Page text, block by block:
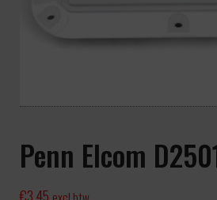
Penn Elcom